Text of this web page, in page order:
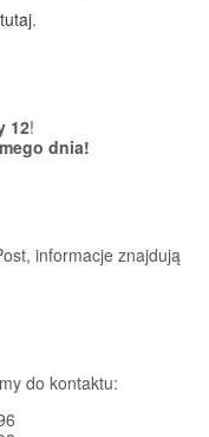
.
12!
dnia!
informacje znajdują
do kontaktu: